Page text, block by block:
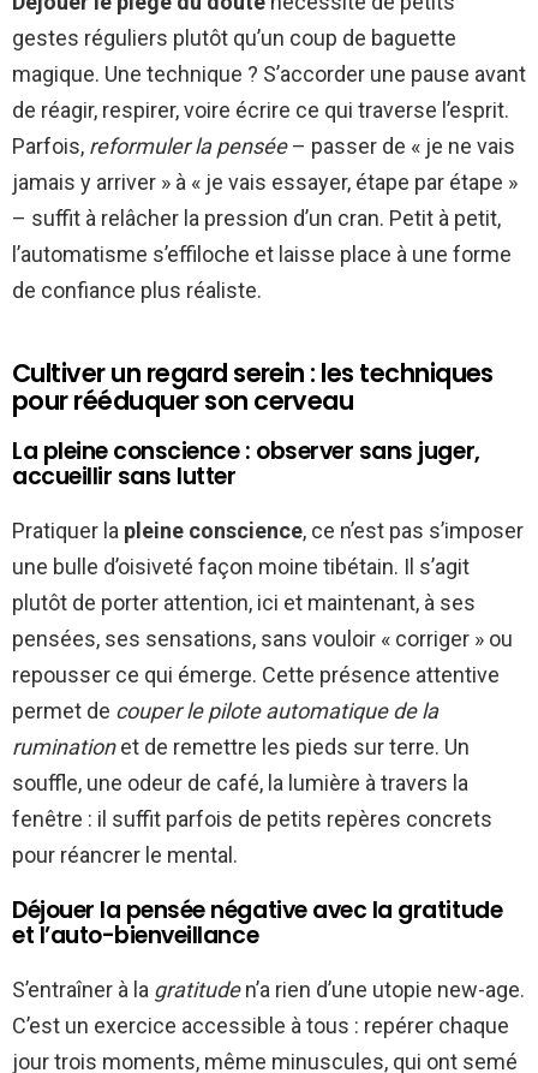
gestes réguliers plutôt qu’un coup de baguette
magique. Une technique ? S’accorder une pause avant
de réagir, respirer, voire écrire ce qui traverse l’esprit.
Parfois, reformuler la pensée– passer de « je ne vais
jamais y arriver » à « je vais essayer, étape par étape »
– suffit à relâcher la pression d’un cran. Petit à petit,
l’automatisme s’effiloche et laisse place à une forme
de confiance plus réaliste.
Cultiver un regard serein : les techniques
pour rééduquer son cerveau
La pleine conscience : observer sans juger,
accueillir sans lutter
Pratiquer la pleine conscience, ce n’est pas s’imposer
une bulle d’oisiveté façon moine tibétain. Il s’agit
plutôt de porter attention, ici et maintenant, à ses
pensées, ses sensations, sans vouloir « corriger » ou
repousser ce qui émerge. Cette présence attentive
permet de couper le pilote automatique de la
ruminationet de remettre les pieds sur terre. Un
souffle, une odeur de café, la lumière à travers la
fenêtre : il suffit parfois de petits repères concrets
pour réancrer le mental.
Déjouer la pensée négative avec la gratitude
et l’auto-bienveillance
S’entraîner à la gratituden’a rien d’une utopie new-age.
C’est un exercice accessible à tous : repérer chaque
jour trois moments, même minuscules, qui ont semé